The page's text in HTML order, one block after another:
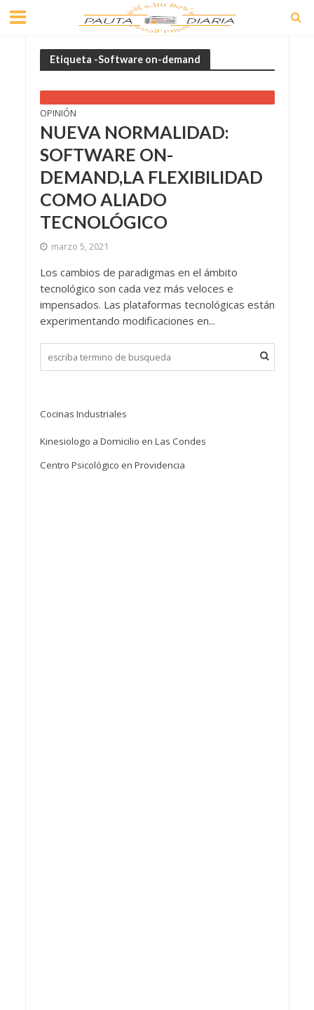
Etiqueta -Software on-demand
OPINIÓN
NUEVA NORMALIDAD:
SOFTWARE ON-
DEMAND,LA FLEXIBILIDAD
COMO ALIADO
TECNOLÓGICO
marzo 5, 2021
Los cambios de paradigmas en el ámbito
tecnológico son cada vez más veloces e
impensados. Las plataformas tecnológicas están
experimentando modificaciones en...
Cocinas Industriales
Kinesiologo a Domicilio en Las Condes
Centro Psicológico en Providencia